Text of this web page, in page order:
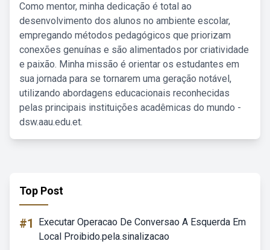
Como mentor, minha dedicação é total ao
desenvolvimento dos alunos no ambiente escolar,
empregando métodos pedagógicos que priorizam
conexões genuínas e são alimentados por criatividade
e paixão. Minha missão é orientar os estudantes em
sua jornada para se tornarem uma geração notável,
utilizando abordagens educacionais reconhecidas
pelas principais instituições acadêmicas do mundo -
dsw.aau.edu.et.
Top Post
#1
Executar Operacao De Conversao A Esquerda Em
Local Proibido.pela.sinalizacao